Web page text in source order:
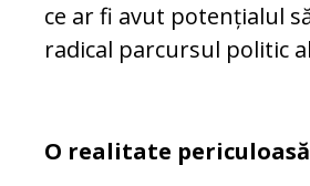
ce ar fi avut potențialul
radical parcursul politic
O realitate periculoasă